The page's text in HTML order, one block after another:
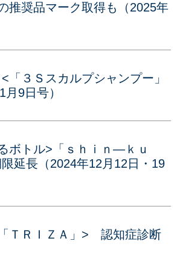
奨品マーク取得も（2025年
３Ｓスカルプシャンプー」
9日号）
ボトル>「ｓｈｉｎ―ｋｕ
延長（2024年12月12日・19
ＴＲＩＺＡ」> 認知症診断